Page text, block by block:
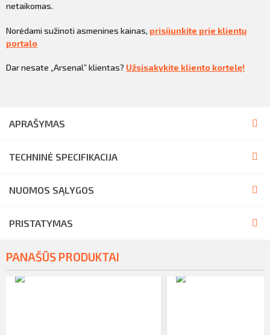
netaikomas.
Norėdami sužinoti asmenines kainas, prisijunkite prie klientų
portalo
Dar nesate „Arsenal” klientas? Užsisakykite kliento kortelę!
APRAŠYMAS
TECHNINĖ SPECIFIKACIJA
NUOMOS SĄLYGOS
PRISTATYMAS
PANAŠŪS PRODUKTAI